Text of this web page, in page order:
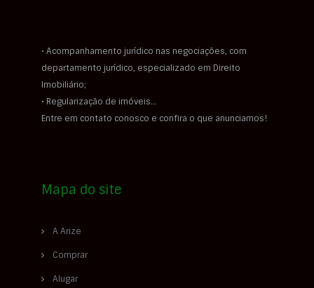
• Acompanhamento jurídico nas negociações, com
departamento jurídico, especializado em Direito
Imobiliário;
• Regularização de imóveis…
Entre em contato conosco e confira o que anunciamos!
Mapa do site
A Arize
Comprar
Alugar